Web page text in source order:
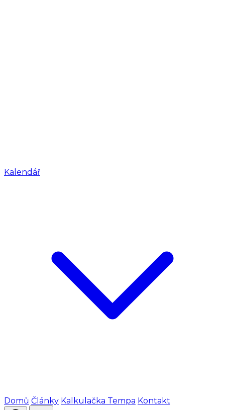
Kalendář
Domů Články Kalkulačka Tempa Kontakt